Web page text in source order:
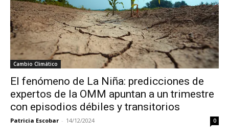
Cambio Climático
El fenómeno de La Niña: predicciones de
expertos de la OMM apuntan a un trimestre
con episodios débiles y transitorios
Patricia Escobar - 14/12/2024 0